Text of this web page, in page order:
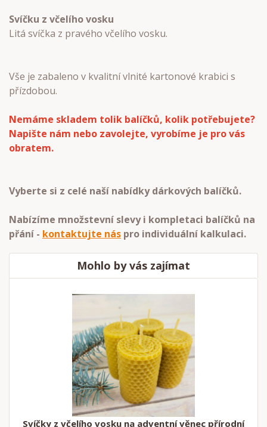
Svíčku z včelího vosku
Litá svíčka z pravého včelího vosku.
Vše je zabaleno v kvalitní vlnité kartonové krabici s
přízdobou.
Nemáme skladem tolik balíčků, kolik potřebujete?
Napište nám nebo zavolejte, vyrobíme je pro vás
obratem.
Vyberte si z celé naší nabídky dárkových balíčků.
Nabízíme množstevní slevy i kompletaci balíčků na
přání - kontaktujte nás pro individuální kalkulaci.
Mohlo by vás zajímat
Svíčky z včelího vosku na adventní věnec přírodní